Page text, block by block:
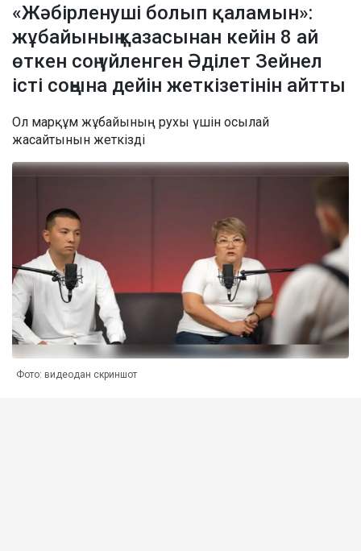
«Жәбірленуші болып қаламын»:
жұбайының қазасынан кейін 8 ай
өткен соң үйленген Әділет Зейнел
істі соңына дейін жеткізетінін айтты
Ол марқұм жұбайының рухы үшін осылай
жасайтынын жеткізді
Фото: видеодан скриншот